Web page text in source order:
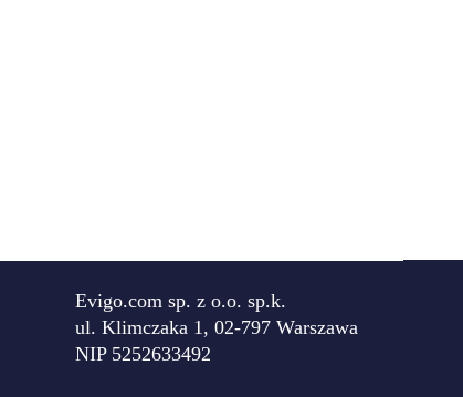
Evigo.com sp. z o.o. sp.k.
ul. Klimczaka 1, 02-797 Warszawa
NIP 5252633492